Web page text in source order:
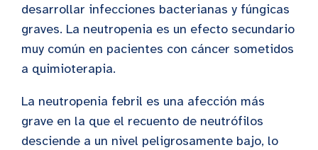
desarrollar infecciones bacterianas y fúngicas
graves. La neutropenia es un efecto secundario
muy común en pacientes con cáncer sometidos
a quimioterapia.
La neutropenia febril es una afección más
grave en la que el recuento de neutrófilos
desciende a un nivel peligrosamente bajo, lo